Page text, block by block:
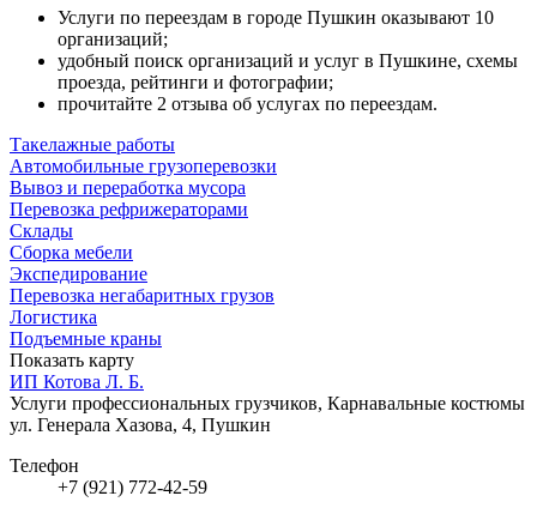
Услуги по переездам в городе Пушкин оказывают 10
организаций;
удобный поиск организаций и услуг в Пушкине, схемы
проезда, рейтинги и фотографии;
прочитайте 2 отзыва об услугах по переездам.
Такелажные работы
Автомобильные грузоперевозки
Вывоз и переработка мусора
Перевозка рефрижераторами
Склады
Сборка мебели
Экспедирование
Перевозка негабаритных грузов
Логистика
Подъемные краны
Показать карту
ИП Котова Л. Б.
Услуги профессиональных грузчиков, Карнавальные костюмы
ул. Генерала Хазова, 4, Пушкин
Телефон
+7 (921) 772-42-59